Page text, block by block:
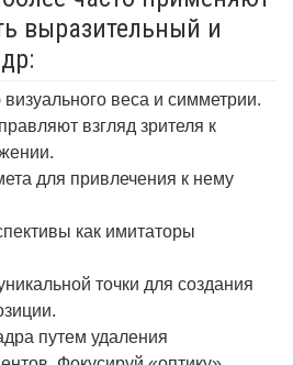
выразительный и
веса и симметрии.
взгляд зрителя к
для привлечения к нему
как имитаторы
точки для создания
путем удаления